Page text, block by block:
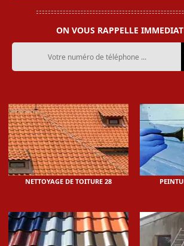
ON VOUS RAPPELLE
NETTOYAGE DE TOITURE 28